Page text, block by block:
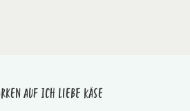
auf Ich liebe Käse